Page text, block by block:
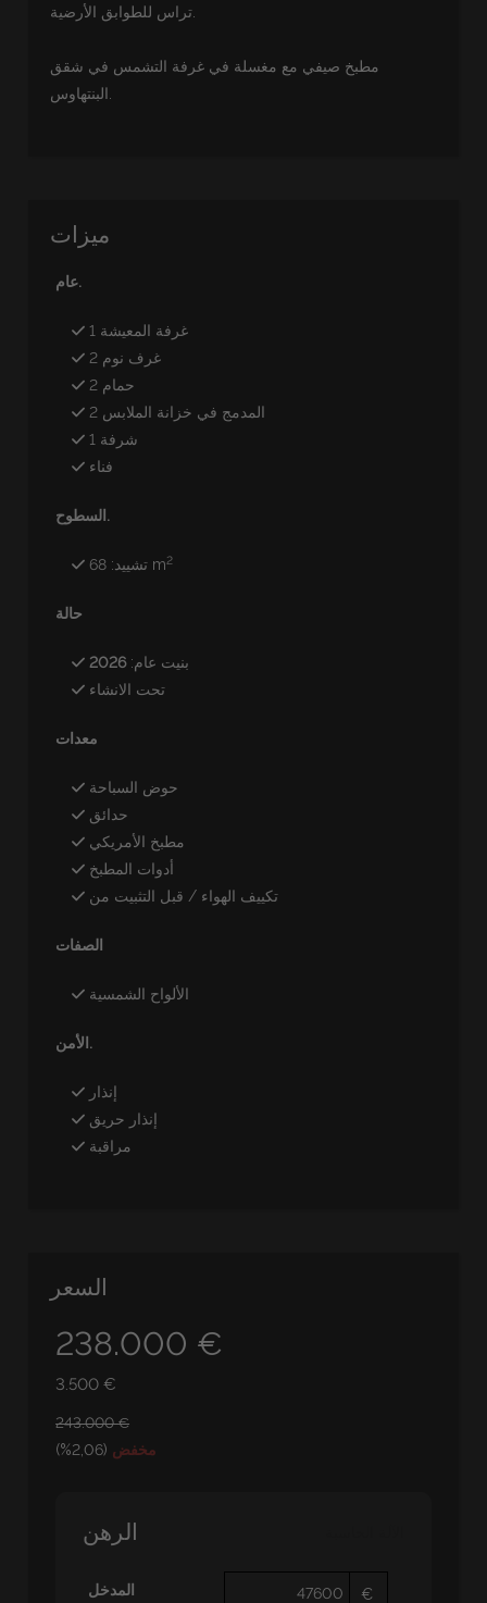
مطبخ صيفي مع مغسلة في غرفة التشمس في شقق
ميزات
عام.
غرفة المعيشة 1
غرف نوم 2
حمام 2
المدمج في خزانة الملابس 2
شرفة 1
فناء
السطوح.
تشييد: 68 m2
حالة
2026 :بنيت عام
تحت الانشاء
معدات
حوض السباحة
حدائق
مطبخ الأمريكي
أدوات المطبخ
تكييف الهواء / قبل التثبيت من
الصفات
الألواح الشمسية
الأمن.
إنذار
إنذار حريق
مراقبة
السعر
238.000 €
3.500 €
243.000 €
مخفض (2,06%)
الرهن
المدخل €